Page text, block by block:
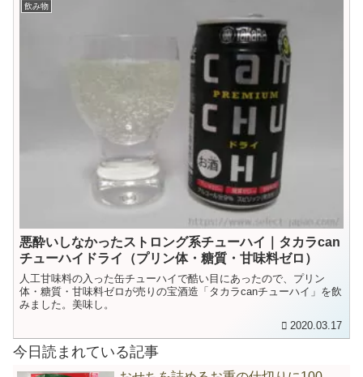
飲み物
悪酔いしなかったストロング系チューハイ｜タカラcan
チューハイドライ（プリン体・糖質・甘味料ゼロ）
人工甘味料の入った缶チューハイで酷い目にあったので、プリン
体・糖質・甘味料ゼロが売りの宝酒造「タカラcanチューハイ」を飲
みました。美味し。
2020.03.17
今日読まれている記事